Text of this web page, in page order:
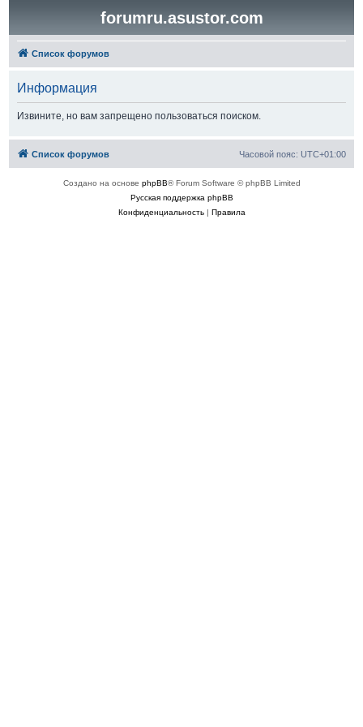
forumru.asustor.com
Список форумов
Информация
Извините, но вам запрещено пользоваться поиском.
Список форумов Часовой пояс: UTC+01:00
Создано на основе phpBB® Forum Software © phpBB Limited
Русская поддержка phpBB
Конфиденциальность| Правила